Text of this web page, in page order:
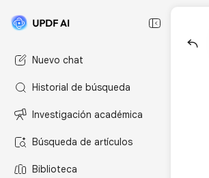
Nuevo chat
Historial de búsqueda
Investigación académica
Búsqueda de artículos
Biblioteca